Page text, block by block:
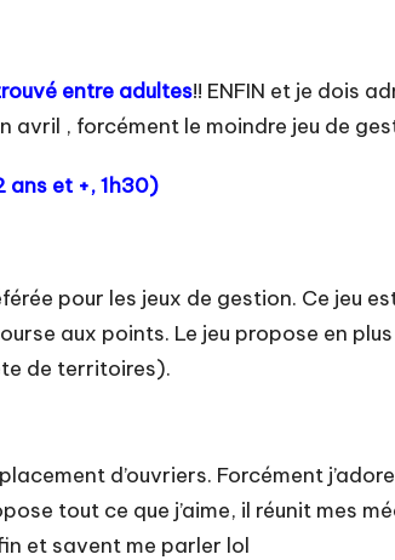
entre adultes!! ENFIN et je dois
avril , forcément le moindre jeu de
ans et +, 1h30)
pour les jeux de gestion. Ce jeu
aux points. Le jeu propose en
de territoires).
d’ouvriers. Forcément
tout ce que j’aime, il réunit mes
et savent me parler lol